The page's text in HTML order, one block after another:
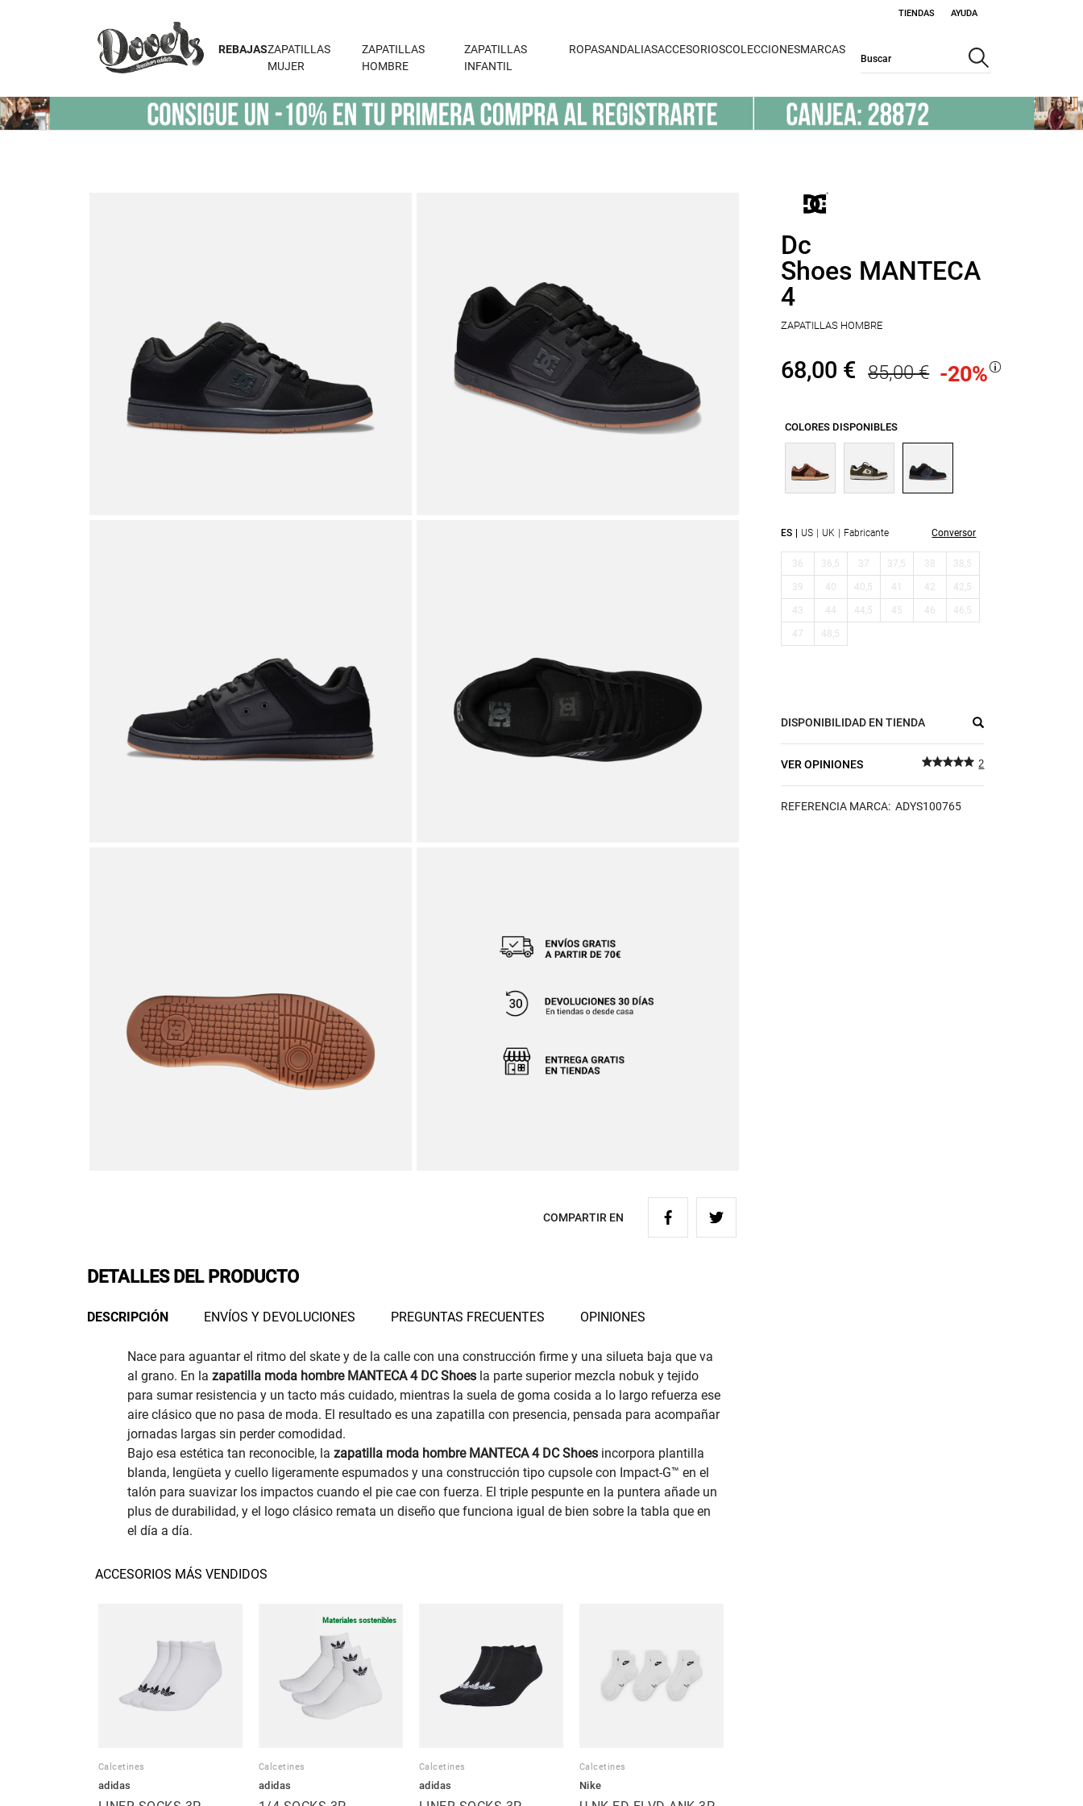
TIENDAS AYUDA
REBAJASZAPATILLAS
MUJER
ZAPATILLAS
HOMBRE
ZAPATILLAS
INFANTIL
ROPASANDALIASACCESORIOSCOLECCIONESMARCAS
Dc
Shoes MANTECA
4
ZAPATILLAS HOMBRE
68,00 € 85,00 € -20%
COLORES DISPONIBLES
ES US UK Fabricante Conversor
36 36,5 37 37,5 38 38,5
39 40 40,5 41 42 42,5
43 44 44,5 45 46 46,5
47 48,5
DISPONIBILIDAD EN TIENDA
VER OPINIONES 2
REFERENCIA MARCA: ADYS100765
COMPARTIR EN
DETALLES DEL PRODUCTO
DESCRIPCIÓN ENVÍOS Y DEVOLUCIONES PREGUNTAS FRECUENTES OPINIONES
Nace para aguantar el ritmo del skate y de la calle con una construcción firme y una silueta baja que va
al grano. En la zapatilla moda hombre MANTECA 4 DC Shoesla parte superior mezcla nobuk y tejido
para sumar resistencia y un tacto más cuidado, mientras la suela de goma cosida a lo largo refuerza ese
aire clásico que no pasa de moda. El resultado es una zapatilla con presencia, pensada para acompañar
jornadas largas sin perder comodidad.
Bajo esa estética tan reconocible, la zapatilla moda hombre MANTECA 4 DC Shoesincorpora plantilla
blanda, lengüeta y cuello ligeramente espumados y una construcción tipo cupsole con Impact-G™ en el
talón para suavizar los impactos cuando el pie cae con fuerza. El triple pespunte en la puntera añade un
plus de durabilidad, y el logo clásico remata un diseño que funciona igual de bien sobre la tabla que en
el día a día.
ACCESORIOS MÁS VENDIDOS
Calcetines
adidas
Materiales sostenibles
Calcetines
adidas
Calcetines
adidas
Calcetines
Nike